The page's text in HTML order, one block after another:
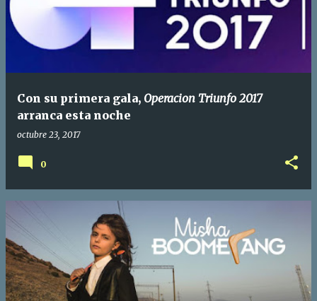
Con su primera gala, Operacion Triunfo 2017
arranca esta noche
octubre 23, 2017
0